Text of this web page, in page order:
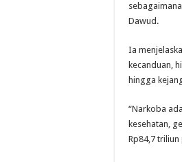
Dawud.
Ia
kecanduan,
hingga
“Narkoba
kesehatan,
Rp84,7 triliun